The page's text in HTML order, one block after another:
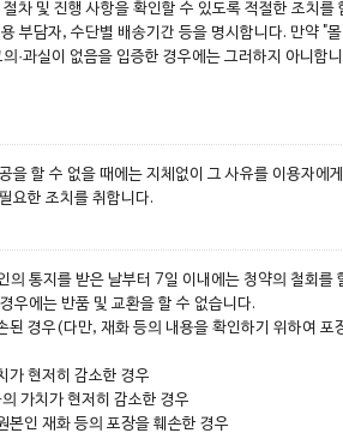
차 및 진행 사항을 확인할 수 있도록 적절한 조치를
부담자, 수단별 배송기간 등을 명시합니다. 만약 "
·과실이 없음을 입증한 경우에는 그러하지 아니합
을 할 수 없을 때에는 지체없이 그 사유를 이용자에
요한 조치를 취합니다.
의 통지를 받은 날부터 7일 이내에는 청약의 철회를
우에는 반품 및 교환을 할 수 없습니다.
된 경우(다만, 재화 등의 내용을 확인하기 위하여 포
가 현저히 감소한 경우
가치가 현저히 감소한 경우
본인 재화 등의 포장을 훼손한 경우